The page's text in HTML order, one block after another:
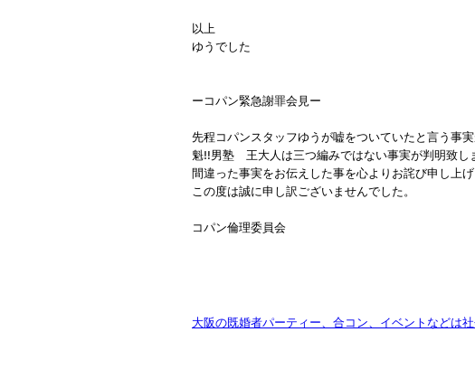
以上
ゆうでした
ーコパン緊急謝罪会見ー
先程コパンスタッフゆうが嘘をついていたと言う事実
魁‼︎男塾 王大人は三つ編みではない事実が判明致し
間違った事実をお伝えした事を心よりお詫び申し上げ
この度は誠に申し訳ございませんでした。
コパン倫理委員会
大阪の既婚者パーティー、合コン、イベントなどは